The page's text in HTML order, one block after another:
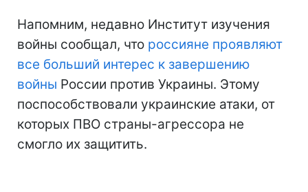
Напомним, недавно Институт изучения
войны сообщал, что россияне проявляют
все больший интерес к завершению
войны России против Украины. Этому
поспособствовали украинские атаки, от
которых ПВО страны-агрессора не
смогло их защитить.